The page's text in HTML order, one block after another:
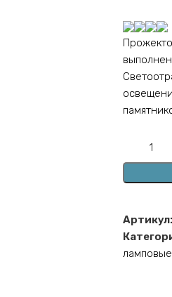
Артикул:
ламповые